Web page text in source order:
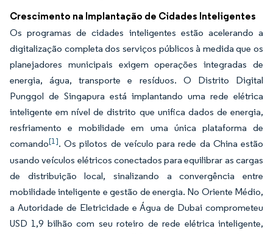
Crescimento na Implantação de Cidades Inteligentes
Os programas de cidades inteligentes estão acelerando a
digitalização completa dos serviços públicos à medida que os
planejadores municipais exigem operações integradas de
energia, água, transporte e resíduos. O Distrito Digital
Punggol de Singapura está implantando uma rede elétrica
inteligente em nível de distrito que unifica dados de energia,
resfriamento e mobilidade em uma única plataforma de
comando[1]. Os pilotos de veículo para rede da China estão
usando veículos elétricos conectados para equilibrar as cargas
de distribuição local, sinalizando a convergência entre
mobilidade inteligente e gestão de energia. No Oriente Médio,
a Autoridade de Eletricidade e Água de Dubai comprometeu
USD 1,9 bilhão com seu roteiro de rede elétrica inteligente,